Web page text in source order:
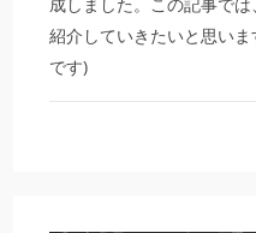
紹介していきたいと思い
です)